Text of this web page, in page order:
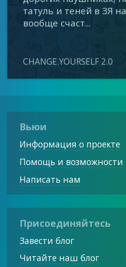
татуль и теней в ЗЯ
вообще счаст...
CHANGE.YOURSELF 2.0
Вьюи
Информация о проекте
Помощь и возможности
Написать нам
Присоединяйтесь
Завести блог
Читайте наш блог